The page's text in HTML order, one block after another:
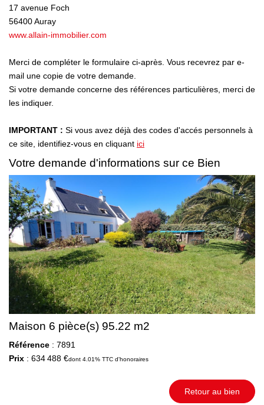
Nos Actualités
MON COMPTE
17 avenue Foch
56400Auray
www.allain-immobilier.com
Merci de compléter le formulaire ci-après. Vous recevrez par e-
mail une copie de votre demande.
Si votre demande concerne des références particulières, merci de
les indiquer.
IMPORTANT : Si vous avez déjà des codes d'accés personnels à
ce site, identifiez-vous en cliquant ici
Votre demande d'informations sur ce Bien
Maison 6 pièce(s) 95.22 m2
Référence : 7891
Prix : 634 488 €dont 4.01% TTC d'honoraires
Retour au bien